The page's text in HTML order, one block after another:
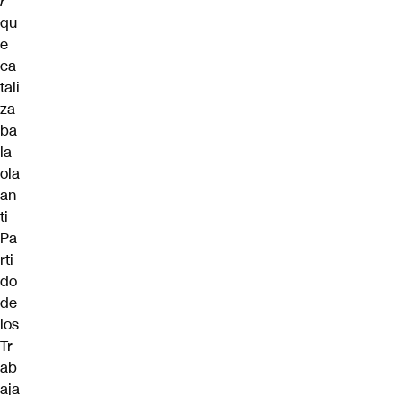
qu
e
ca
tali
za
ba
la
ola
an
ti
Pa
rti
do
de
los
Tr
ab
aja